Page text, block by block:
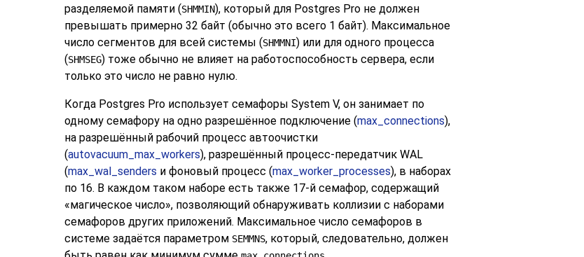
разделяемой памяти (SHMMIN), который для Postgres Pro не должен
превышать примерно 32 байт (обычно это всего 1 байт). Максимальное
число сегментов для всей системы (SHMMNI) или для одного процесса
(SHMSEG) тоже обычно не влияет на работоспособность сервера, если
только это число не равно нулю.
Когда Postgres Pro использует семафоры System V, он занимает по
одному семафору на одно разрешённое подключение (max_connections),
на разрешённый рабочий процесс автоочистки
(autovacuum_max_workers), разрешённый процесс-передатчик WAL
(max_wal_senders и фоновый процесс (max_worker_processes), в наборах
по 16. В каждом таком наборе есть также 17-й семафор, содержащий
«магическое число», позволяющий обнаруживать коллизии с наборами
семафоров других приложений. Максимальное число семафоров в
системе задаётся параметром SEMMNS, который, следовательно, должен